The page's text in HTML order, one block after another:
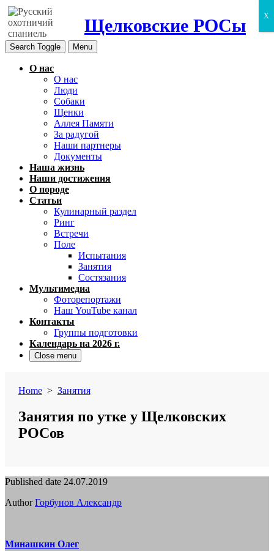
Щелковские РОСы
Search Toggle Menu
О нас
О нас
Люди
Собаки
Щенки
Аллея Памяти
За радугой
Наши партнеры
Документы
Наша жизнь
Наши достижения
О породе
Статьи
Кулинарный раздел
Ринг
Встречи
Поле
Испытания
Занятия
Состязания
Мультимедиа
Фоторепортажи
Наш YouTube канал
Контакты
Группы подготовки
Календарь на 2026 г.
Close menu
Home> Занятия
Занятия по утке у Щелковских
РОСов
Published date 24.07.2019
Author Горбунов Александр
Минашкин Олег
X